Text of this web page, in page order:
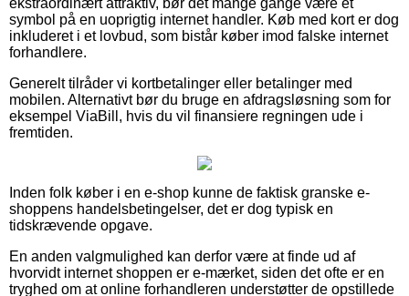
ekstraordinært attraktiv, bør det mange gange være et
symbol på en uoprigtig internet handler. Køb med kort er dog
inkluderet i et lovbud, som bistår køber imod falske internet
forhandlere.
Generelt tilråder vi kortbetalinger eller betalinger med
mobilen. Alternativt bør du bruge en afdragsløsning som for
eksempel ViaBill, hvis du vil finansiere regningen ude i
fremtiden.
Inden folk køber i en e-shop kunne de faktisk granske e-
shoppens handelsbetingelser, det er dog typisk en
tidskrævende opgave.
En anden valgmulighed kan derfor være at finde ud af
hvorvidt internet shoppen er e-mærket, siden det ofte er en
tryghed om at online forhandleren understøtter de opstillede